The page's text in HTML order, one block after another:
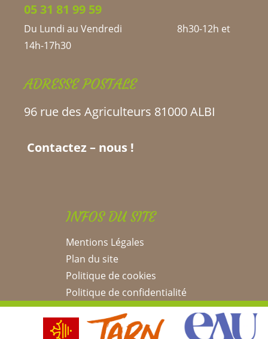
05 31 81 99 59
Du Lundi au Vendredi 8h30-12h et
14h-17h30
ADRESSE POSTALE
96 rue des Agriculteurs 81000 ALBI
Contactez – nous !
INFOS DU SITE
Mentions Légales
Plan du site
Politique de cookies
Politique de confidentialité